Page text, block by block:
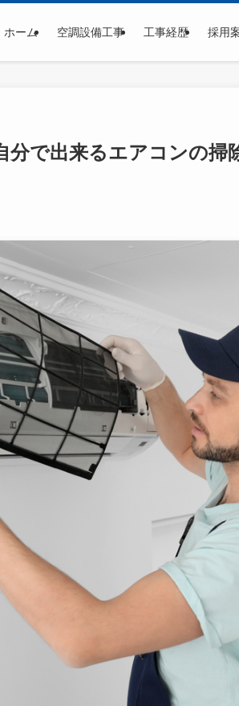
ホーム 空調設備工事 工事経歴 採用
で出来るエアコンの掃